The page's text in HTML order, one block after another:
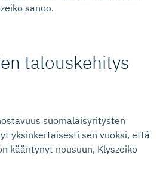
sanoo.
talouskehitys
suomalaisyritysten
yksinkertaisesti sen vuoksi, että
kääntynyt nousuun, Klyszeiko